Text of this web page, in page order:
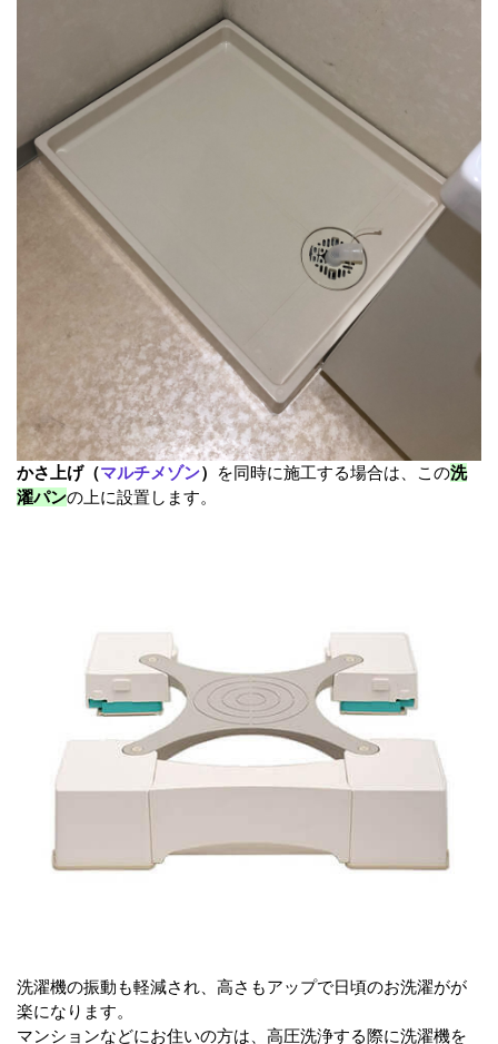
かさ上げ（マルチメゾン） を同時に施工する場合は、この洗
濯パンの上に設置します。
洗濯機の振動も軽減され、高さもアップで日頃のお洗濯がが
楽になります。
マンションなどにお住いの方は、高圧洗浄する際に洗濯機を